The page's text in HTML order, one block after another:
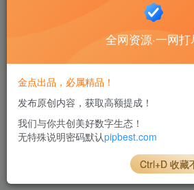
【大话红浪漫
集整理Linux手
游_带详细架设
付费资源 金豆 9.8
全网资源·一网打
金点出品，必属精品！
发布原创内容，获取高额提成！
我们与你共创美好数字生态！
无特殊说明密码默认pipbest.com
Ctrl+D 收藏